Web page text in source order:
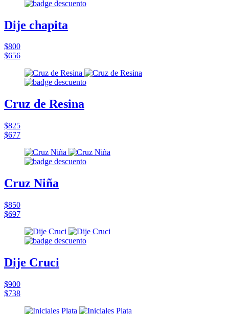
Dije chapita
$800
$656
Cruz de Resina
$825
$677
Cruz Niña
$850
$697
Dije Cruci
$900
$738